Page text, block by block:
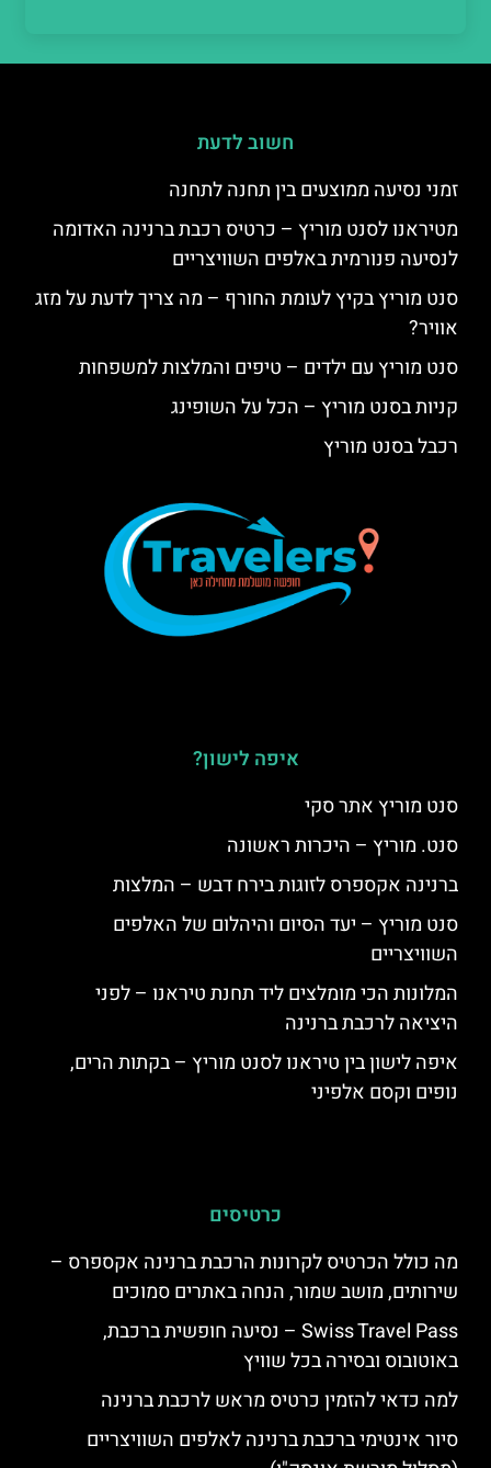
חשוב לדעת
זמני נסיעה ממוצעים בין תחנה לתחנה
מטיראנו לסנט מוריץ – כרטיס רכבת ברנינה האדומה
לנסיעה פנורמית באלפים השוויצריים
סנט מוריץ בקיץ לעומת החורף – מה צריך לדעת על מזג
אוויר?
סנט מוריץ עם ילדים – טיפים והמלצות למשפחות
קניות בסנט מוריץ – הכל על השופינג
רכבל בסנט מוריץ
איפה לישון?
סנט מוריץ אתר סקי
סנט. מוריץ – היכרות ראשונה
ברנינה אקספרס לזוגות בירח דבש – המלצות
סנט מוריץ – יעד הסיום והיהלום של האלפים
השוויצריים
המלונות הכי מומלצים ליד תחנת טיראנו – לפני
היציאה לרכבת ברנינה
איפה לישון בין טיראנו לסנט מוריץ – בקתות הרים,
נופים וקסם אלפיני
כרטיסים
מה כולל הכרטיס לקרונות הרכבת ברנינה אקספרס –
שירותים, מושב שמור, הנחה באתרים סמוכים
Swiss Travel Pass – נסיעה חופשית ברכבת,
באוטובוס ובסירה בכל שוויץ
למה כדאי להזמין כרטיס מראש לרכבת ברנינה
סיור אינטימי ברכבת ברנינה לאלפים השוויצריים